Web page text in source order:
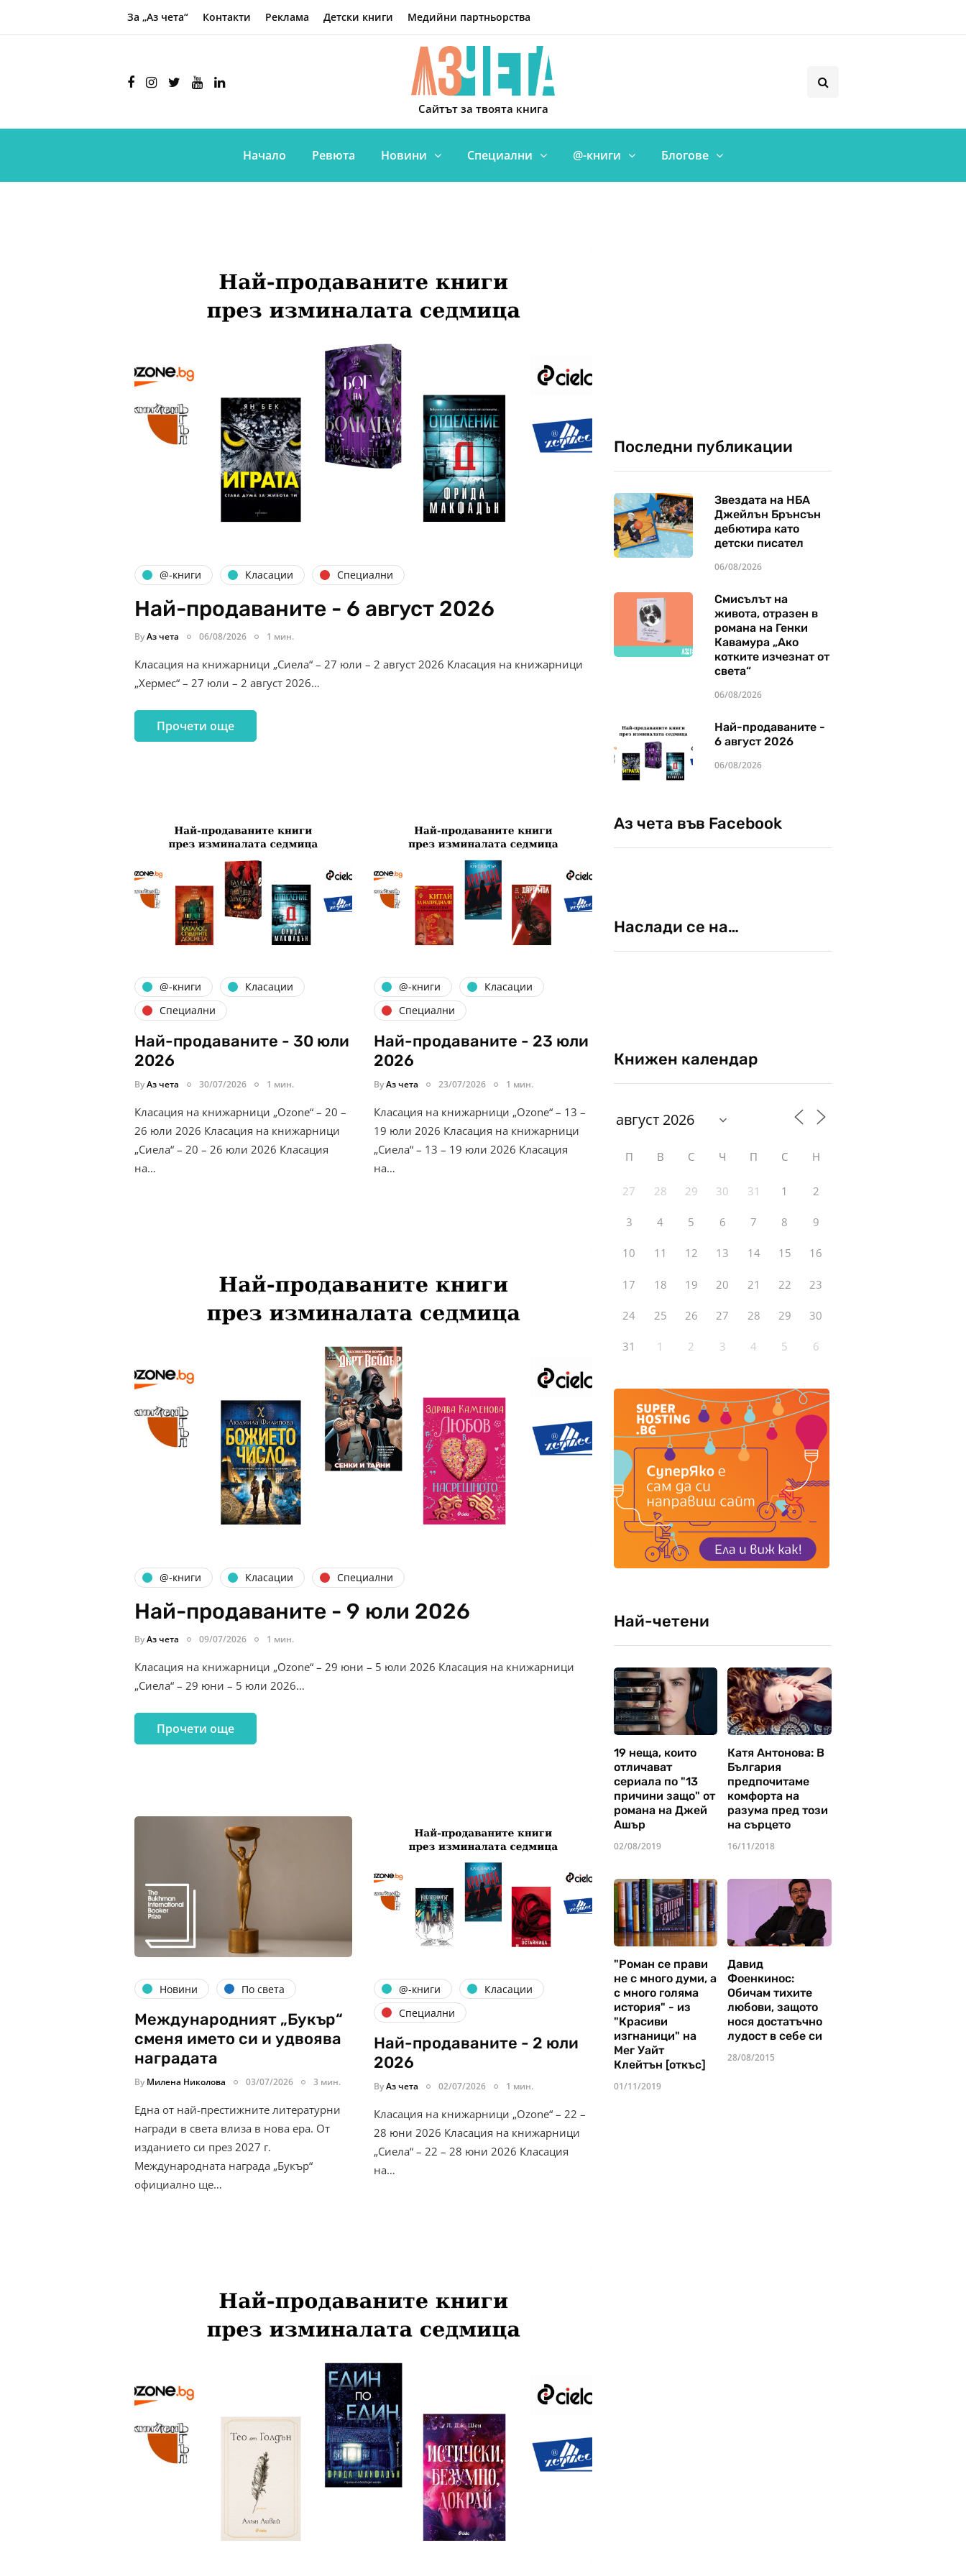
За „Аз чета“ Контакти Реклама Детски книги Медийни партньорства
Сайтът за твоята книга
Начало Ревюта Новини Специални @-книги Блогове
@-книги Класации Специални
Най-продаваните - 6 август 2026
ByАз чета 06/08/2026 1 мин.
Класация на книжарници „Сиела“ – 27 юли – 2 август 2026 Класация на книжарници
„Хермес“ – 27 юли – 2 август 2026…
Прочети още
@-книги
Класации
Специални
Най-продаваните - 30 юли
2026
ByАз чета 30/07/2026 1 мин.
Класация на книжарници „Ozone“ – 20 –
26 юли 2026 Класация на книжарници
„Сиела“ – 20 – 26 юли 2026 Класация
на…
@-книги
Класации
Специални
Най-продаваните - 23 юли
2026
ByАз чета 23/07/2026 1 мин.
Класация на книжарници „Ozone“ – 13 –
19 юли 2026 Класация на книжарници
„Сиела“ – 13 – 19 юли 2026 Класация
на…
@-книги Класации Специални
Най-продаваните - 9 юли 2026
ByАз чета 09/07/2026 1 мин.
Класация на книжарници „Ozone“ – 29 юни – 5 юли 2026 Класация на книжарници
„Сиела“ – 29 юни – 5 юли 2026…
Прочети още
Новини По света
Международният „Букър“
сменя името си и удвоява
наградата
By Милена Николова 03/07/2026 3 мин.
Една от най-престижните литературни
награди в света влиза в нова ера. От
изданието си през 2027 г.
Международната награда „Букър“
официално ще…
@-книги
Класации
Специални
Най-продаваните - 2 юли
2026
ByАз чета 02/07/2026 1 мин.
Класация на книжарници „Ozone“ – 22 –
28 юни 2026 Класация на книжарници
„Сиела“ – 22 – 28 юни 2026 Класация
на…
Последни публикации
Звездата на НБА
Джейлън Брънсън
дебютира като
детски писател
06/08/2026
Смисълът на
живота, отразен в
романа на Генки
Кавамура „Ако
котките изчезнат от
света“
06/08/2026
Най-продаваните -
6 август 2026
06/08/2026
Аз чета във Facebook
Наслади се на…
Книжен календар
П В С Ч П С Н
27 28 29 30 31 1 2
3 4 5 6 7 8 9
10 11 12 13 14 15 16
17 18 19 20 21 22 23
24 25 26 27 28 29 30
31 1 2 3 4 5 6
Най-четени
19 неща, които
отличават
сериала по "13
причини защо" от
романа на Джей
Ашър
02/08/2019
Катя Антонова: В
България
предпочитаме
комфорта на
разума пред този
на сърцето
16/11/2018
"Роман се прави
не с много думи, а
с много голяма
история" - из
"Красиви
изгнаници" на
Мег Уайт
Клейтън [откъс]
01/11/2019
Давид
Фоенкинос:
Обичам тихите
любови, защото
нося достатъчно
лудост в себе си
28/08/2015